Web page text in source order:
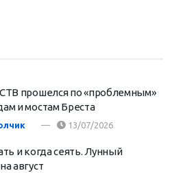
прошелся по «проблемным»
и мостам Бреста
13/07/2026
и когда сеять. Лунный
август